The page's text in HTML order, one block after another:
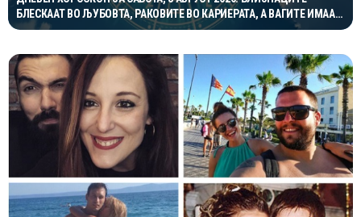
БЛЕСКААТ ВО ЉУБОВТА, РАКОВИТЕ ВО КАРИЕРАТА, А ВАГИТЕ ИМААТ
ОДЛИЧЕН ДЕН ЗА ХАРМОНИЈА